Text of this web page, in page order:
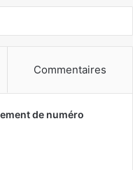
Commentaires
de numéro